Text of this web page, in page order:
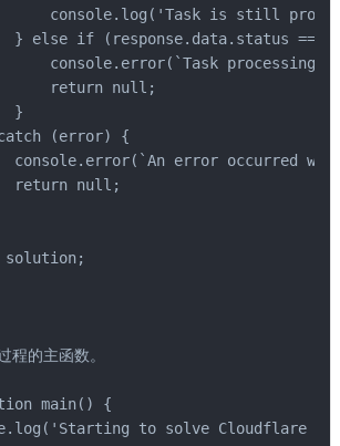
console.log('Task is still
} else if (response.data.status ===
console.error(`Task processing
return null;
}
(error) {
console.error(`An error occurred
return null;
的主函数。
main() {
to solve Cloudflare